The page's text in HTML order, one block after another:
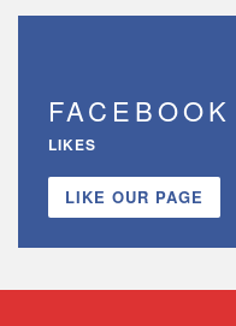
FACEBOOK
LIKES
LIKE OUR PAGE